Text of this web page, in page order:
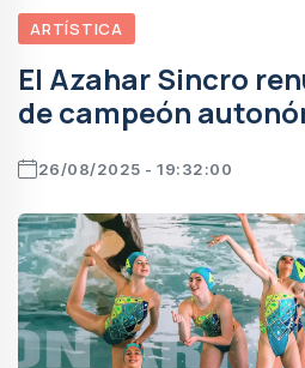
ARTÍSTICA
El Azahar Sincro
de campeón
26/08/2025 - 19:32:00